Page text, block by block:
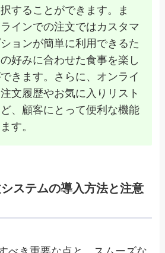
することができます。ま
インでの注文ではカスタマ
ョンが簡単に利用できるた
好みに合わせた食事を楽し
きます。さらに、オンライ
文履歴やお気に入りリスト
、顧客にとって便利な機能
す。
ステムの導入方法と注意